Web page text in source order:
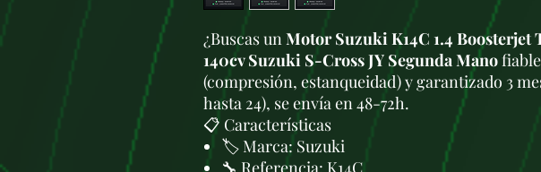
¿Buscas unMotor Suzuki K14C 1.4 Boosterjet
140cv Suzuki S-Cross JY Segunda Mano
(compresión, estanqueidad) y garantizado 3
hasta 24), se envía en 48-72h.
📋 Características
🏷️ Marca: Suzuki
🔧 Referencia: K14C